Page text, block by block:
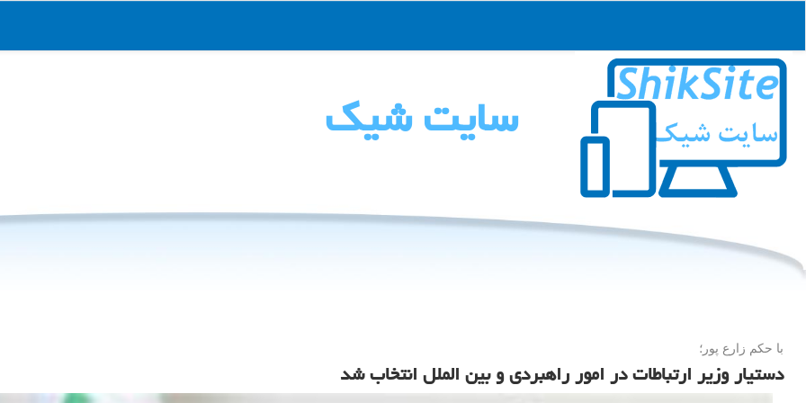
سایت شیك
با حكم زارع پور؛
دستیار وزیر ارتباطات در امور راهبردی و بین الملل انتخاب شد